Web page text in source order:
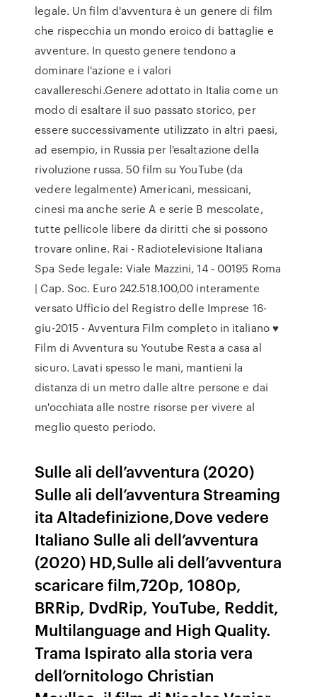
legale. Un film d'avventura è un genere di film
che rispecchia un mondo eroico di battaglie e
avventure. In questo genere tendono a
dominare l'azione e i valori
cavallereschi.Genere adottato in Italia come un
modo di esaltare il suo passato storico, per
essere successivamente utilizzato in altri paesi,
ad esempio, in Russia per l'esaltazione della
rivoluzione russa. 50 film su YouTube (da
vedere legalmente) Americani, messicani,
cinesi ma anche serie A e serie B mescolate,
tutte pellicole libere da diritti che si possono
trovare online. Rai - Radiotelevisione Italiana
Spa Sede legale: Viale Mazzini, 14 - 00195 Roma
| Cap. Soc. Euro 242.518.100,00 interamente
versato Ufficio del Registro delle Imprese 16-
giu-2015 - Avventura Film completo in italiano ♥
Film di Avventura su Youtube Resta a casa al
sicuro. Lavati spesso le mani, mantieni la
distanza di un metro dalle altre persone e dai
un'occhiata alle nostre risorse per vivere al
meglio questo periodo.
Sulle ali dell’avventura (2020)
Sulle ali dell’avventura Streaming
ita Altadefinizione,Dove vedere
Italiano Sulle ali dell’avventura
(2020) HD,Sulle ali dell’avventura
scaricare film,720p, 1080p,
BRRip, DvdRip, YouTube, Reddit,
Multilanguage and High Quality.
Trama Ispirato alla storia vera
dell’ornitologo Christian